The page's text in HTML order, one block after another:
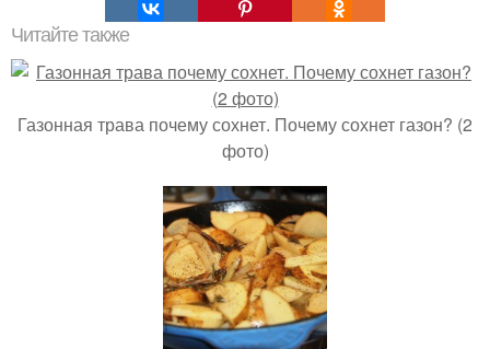
Читайте также
Газонная трава почему сохнет. Почему сохнет газон? (2
фото)